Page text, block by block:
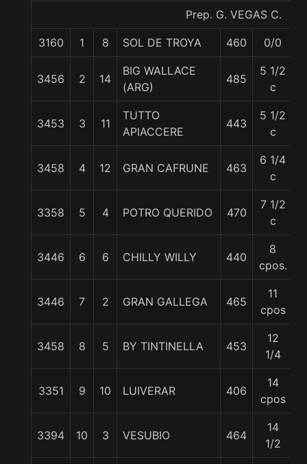
Prep. G. VEGAS C.
3160 1 8 SOL DE TROYA 460 0/0
3456 2 14
BIG WALLACE
(ARG)
485
5 1/2
c
3453 3 11
TUTTO
APIACCERE
443
5 1/2
c
3458 4 12 GRAN CAFRUNE 463
6 1/4
c
3358 5 4 POTRO QUERIDO 470
7 1/2
c
3446 6 6 CHILLY WILLY 440
8
cpos.
3446 7 2 GRAN GALLEGA 465
11
cpos
3458 8 5 BY TINTINELLA 453
12
1/4
3351 9 10 LUIVERAR 406
14
cpos
3394 10 3 VESUBIO 464
14
1/2